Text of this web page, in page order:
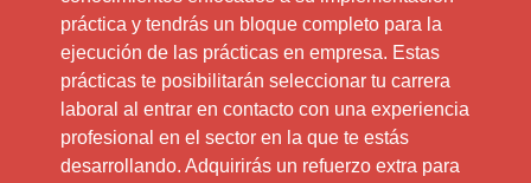
práctica y tendrás un bloque completo para la
ejecución de las prácticas en empresa. Estas
prácticas te posibilitarán seleccionar tu carrera
laboral al entrar en contacto con una experiencia
profesional en el sector en la que te estás
desarrollando. Adquirirás un refuerzo extra para